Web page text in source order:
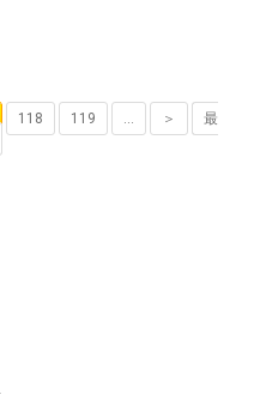
118 119 ... ＞
最